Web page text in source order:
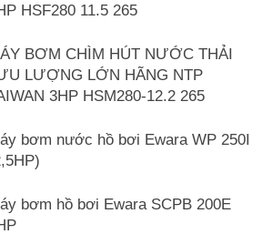
HSF280 11.5 265
BƠM CHÌM HÚT NƯỚC THẢI
LƯỢNG LỚN HÃNG NTP
3HP HSM280-12.2 265
bơm nước hồ bơi Ewara WP 250I
bơm hồ bơi Ewara SCPB 200E